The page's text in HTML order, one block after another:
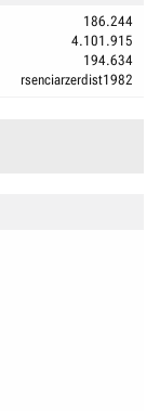
186.244
4.101.915
194.634
rsenciarzerdist1982